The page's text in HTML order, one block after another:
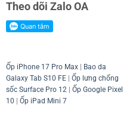
Theo dõi Zalo OA
Ốp iPhone 17 Pro Max| Bao da
Galaxy Tab S10 FE| Ốp lưng chống
sốc Surface Pro 12 | Ốp Google Pixel
10 | Ốp iPad Mini 7